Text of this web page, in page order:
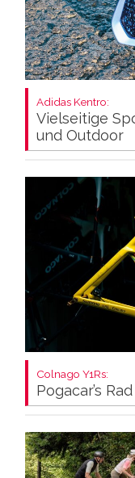
Adidas Kentro:
Vielseitige
und Outdoor
Colnago Y1Rs:
Pogacar’s